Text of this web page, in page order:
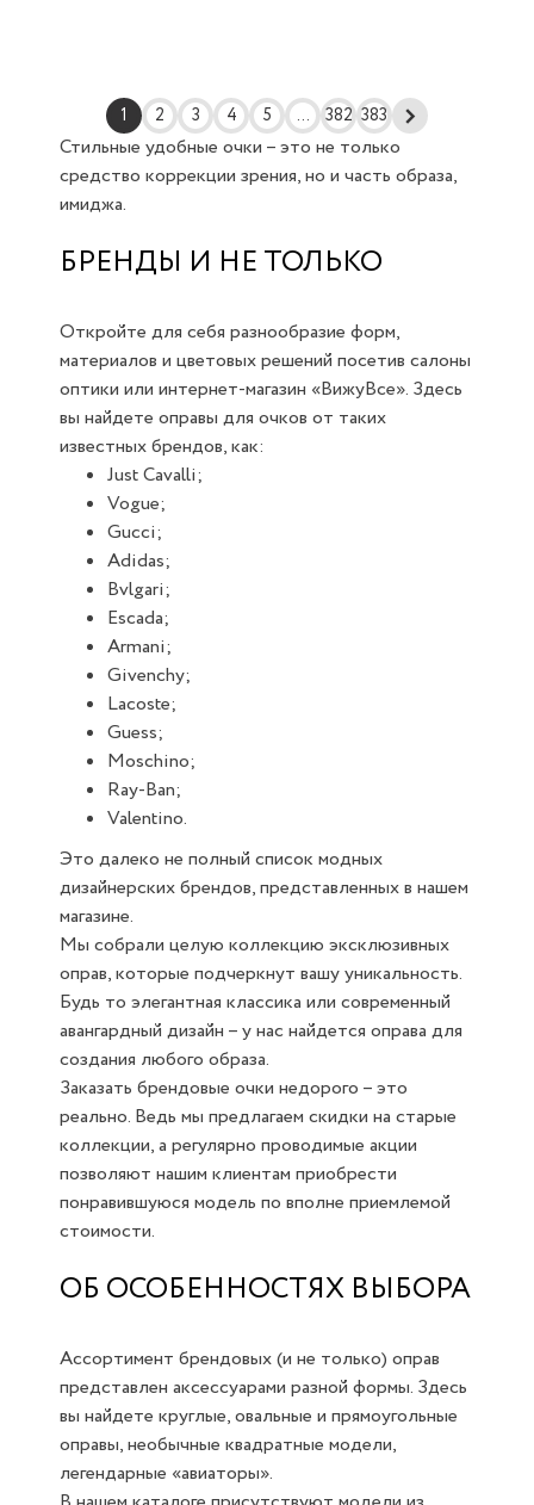
1 2 3 4 5 ... 382 383
Стильные удобные очки – это не только
средство коррекции зрения, но и часть образа,
имиджа.
БРЕНДЫ И НЕ ТОЛЬКО
Откройте для себя разнообразие форм,
материалов и цветовых решений посетив салоны
оптики или интернет-магазин «ВижуВсе». Здесь
вы найдете оправы для очков от таких
известных брендов, как:
Just Cavalli;
Vogue;
Gucci;
Adidas;
Bvlgari;
Escada;
Armani;
Givenchy;
Lacoste;
Guess;
Moschino;
Ray-Ban;
Valentino.
Это далеко не полный список модных
дизайнерских брендов, представленных в нашем
магазине.
Мы собрали целую коллекцию эксклюзивных
оправ, которые подчеркнут вашу уникальность.
Будь то элегантная классика или современный
авангардный дизайн – у нас найдется оправа для
создания любого образа.
Заказать брендовые очки недорого – это
реально. Ведь мы предлагаем скидки на старые
коллекции, а регулярно проводимые акции
позволяют нашим клиентам приобрести
понравившуюся модель по вполне приемлемой
стоимости.
ОБ ОСОБЕННОСТЯХ ВЫБОРА
Ассортимент брендовых (и не только) оправ
представлен аксессуарами разной формы. Здесь
вы найдете круглые, овальные и прямоугольные
оправы, необычные квадратные модели,
легендарные «авиаторы».